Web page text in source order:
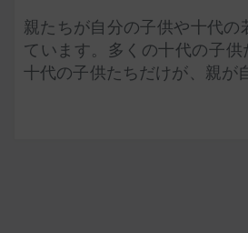
親たちが自分の子供や十代
ています。多くの十代の子
十代の子供たちだけが、親が